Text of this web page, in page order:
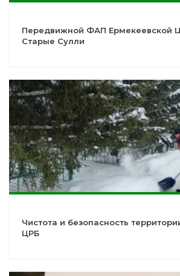
Передвижной ФАП Ермекеевской
Старые Сулли
Чистота и безопасность
ЦРБ